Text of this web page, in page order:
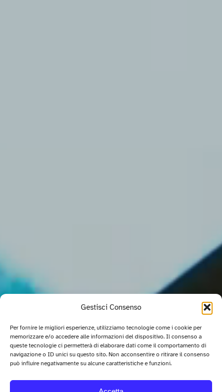
Gestisci Consenso
Per fornire le migliori esperienze, utilizziamo tecnologie come i cookie per
memorizzare e/o accedere alle informazioni del dispositivo. Il consenso a
queste tecnologie ci permetterà di elaborare dati come il comportamento di
navigazione o ID unici su questo sito. Non acconsentire o ritirare il consenso
può influire negativamente su alcune caratteristiche e funzioni.